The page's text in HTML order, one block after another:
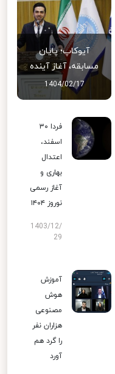
آیوکاپ؛ پایان
مسابقه، آغاز آینده
1404/02/17
فردا ۳۰
اسفند،
اعتدال
بهاری و
آغاز رسمی
نوروز ۱۴۰۴
1403/12/
29
آموزش
هوش
مصنوعی
هزاران نفر
را گرد هم
آورد